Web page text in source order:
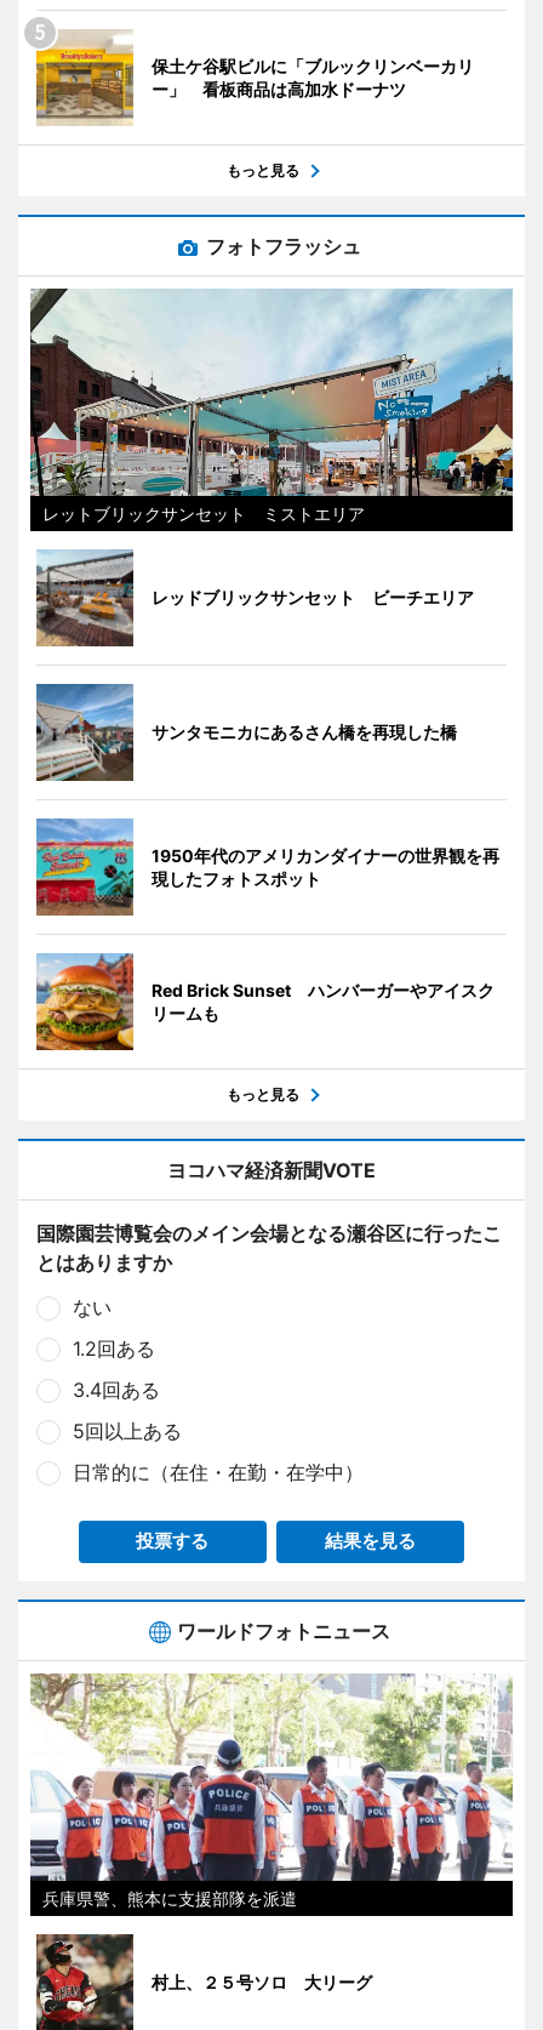
保土ケ谷駅ビルに「ブルックリンベーカリ
ー」 看板商品は高加水ドーナツ
もっと見る
フォトフラッシュ
レットブリックサンセット ミストエリア
レッドブリックサンセット ビーチエリア
サンタモニカにあるさん橋を再現した橋
1950年代のアメリカンダイナーの世界観を再
現したフォトスポット
Red Brick Sunset ハンバーガーやアイスク
リームも
もっと見る
ヨコハマ経済新聞VOTE
国際園芸博覧会のメイン会場となる瀬谷区に行ったこ
とはありますか
ない
1.2回ある
3.4回ある
5回以上ある
日常的に（在住・在勤・在学中）
投票する 結果を見る
ワールドフォトニュース
兵庫県警、熊本に支援部隊を派遣
村上、２５号ソロ 大リーグ